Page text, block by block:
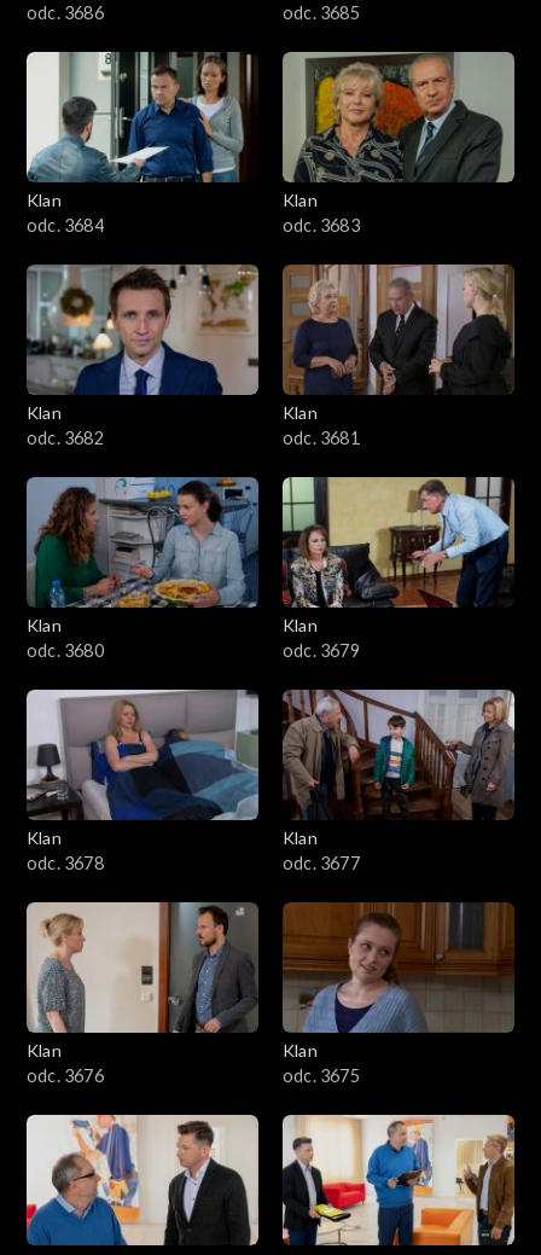
1901–2000
1801–1900
1701–1800
1601–1700
1501–1600
1401–1500
1301–1400
1201–1300
1101–1200
1001–1100
901–1000
801–900
701–800
601–700
501–600
401–500
301–400
201–300
101–200
1–100
odc. 3686
odc. 3685
Klan
odc. 3684
Klan
odc. 3683
Klan
odc. 3682
Klan
odc. 3681
Klan
odc. 3680
Klan
odc. 3679
Klan
odc. 3678
Klan
odc. 3677
Klan
odc. 3676
Klan
odc. 3675